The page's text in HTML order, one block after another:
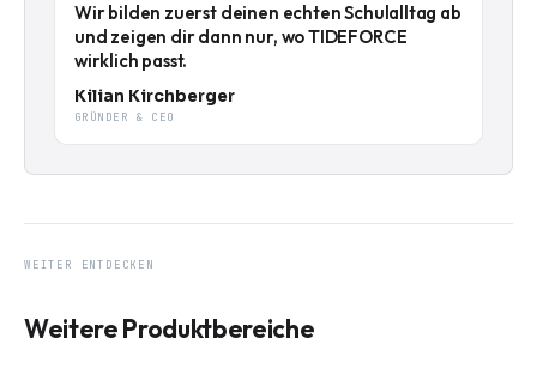
Wir bilden zuerst deinen echten Schulalltag ab
und zeigen dir dann nur, wo TIDEFORCE
wirklich passt.
Kilian Kirchberger
GRÜNDER & CEO
WEITER ENTDECKEN
Weitere Produktbereiche